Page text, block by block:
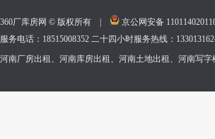
360厂库房网 © 版权所有 | 京公网安备
服务电话：18515008352 二十四小时服务热线：
河南厂房出租、河南库房出租、河南土地出租、河南写字